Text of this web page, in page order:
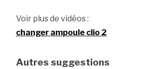
Voir plus de vidéos :
changer ampoule clio 2
Autres suggestions